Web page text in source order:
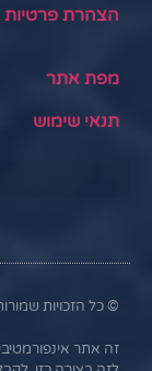
הצהרת פרטיות
מפת אתר
תנאי שימוש
© כל הזכויות
זה אתר